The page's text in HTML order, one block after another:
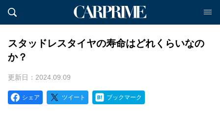
スタッドレスタイヤの寿命はどれくらいなの
か？
更新日：2024.09.09
シェア ツイート ブックマーク